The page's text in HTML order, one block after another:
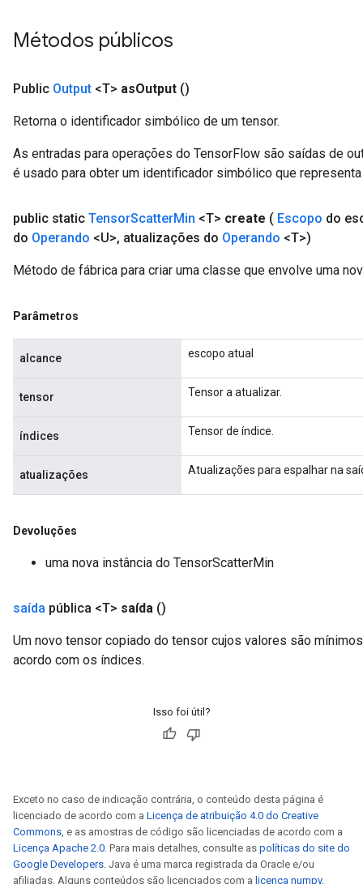
Métodos públicos
Public Output <T> asOutput ()
Retorna o identificador simbólico de um tensor.
As entradas para operações do TensorFlow são saídas de
é usado para obter um identificador simbólico que
public static TensorScatterMin <T> create ( Escopo do
do Operando <U>, atualizações do Operando <T>)
Método de fábrica para criar uma classe que envolve uma
Parâmetros
alcance escopo atual
tensor Tensor a atualizar.
índices Tensor de índice.
atualizações Atualizações para espalhar na
Devoluções
uma nova instância do TensorScatterMin
saída pública <T> saída ()
Um novo tensor copiado do tensor cujos valores são
acordo com os índices.
Isso foi útil?
Exceto no caso de indicação contrária, o conteúdo desta página é
licenciado de acordo com a Licença de atribuição 4.0 do Creative
Commons, e as amostras de código são licenciadas de acordo com a
Licença Apache 2.0. Para mais detalhes, consulte as políticas do site do
Google Developers. Java é uma marca registrada da Oracle e/ou
afiliadas. Alguns conteúdos são licenciados com a licença numpy.